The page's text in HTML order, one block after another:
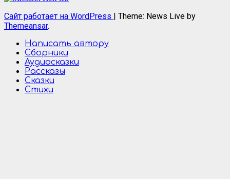
Сайт работает на WordPress | Theme: News Live by
Themeansar.
Написать автору
Сборники
Аудиосказки
Рассказы
Сказки
Стихи